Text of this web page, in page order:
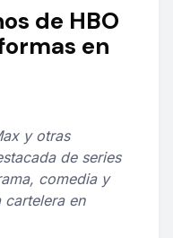
de HBO
en
y otras
de series
comedia y
cartelera en